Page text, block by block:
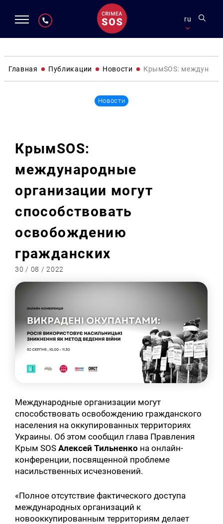
ru
Главная Публикации Новости КрымSOS:
Новости
КрымSOS:
международные
организации могут
способствовать
освобождению
гражданских
30 / 08 / 2022
Международные организации могут
способствовать освобождению гражданского
населения на оккупированных территориях
Украины. Об этом сообщил глава Правления
Крым SOSАлексей Тильненко на онлайн-
конференции, посвященной проблеме
насильственных исчезновений.
«Полное отсутствие фактического доступа
международных организаций к
новооккупированным территориям делает